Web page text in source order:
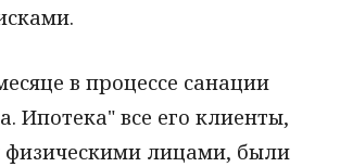
в процессе санации
Ипотека" все его клиенты,
лицами, были